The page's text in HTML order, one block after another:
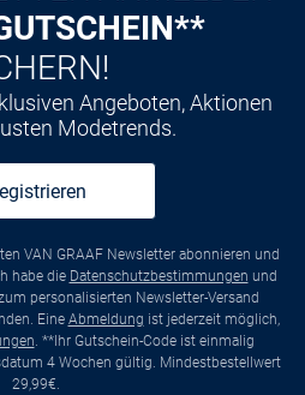
Angeboten, Aktionen
Modetrends.
VAN GRAAF Newsletter abonnieren und
habe die Datenschutzbestimmungen und
personalisierten Newsletter-Versand
Eine Abmeldung ist jederzeit möglich,
. **Ihr Gutschein-Code ist einmalig
4 Wochen gültig. Mindestbestellwert
29,99€.